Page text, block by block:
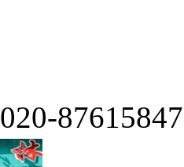
020-87615847